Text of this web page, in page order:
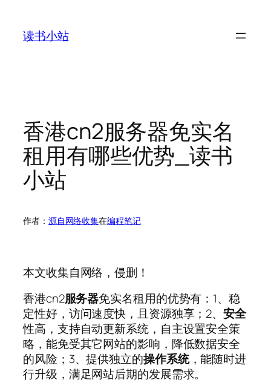
读书小站
香港cn2服务器免实名
租用有哪些优势_读书
小站
作者： 源自网络收集在编程笔记
本文收集自网络，侵删！
香港cn2服务器免实名租用的优势有：1、稳
定性好，访问速度快，且资源独享；2、安全
性高，支持自动更新系统，自主设置安全策
略，能免受其它网站的影响，降低数据安全
的风险；3、提供独立的操作系统，能随时进
行升级，满足网站后期的发展需求。